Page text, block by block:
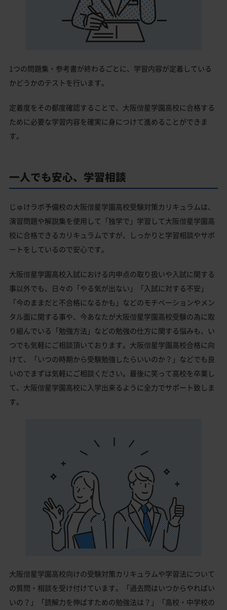
1つの問題集・参考書が終わるごとに、学習内容が定着している
かどうかのテストを行います。
定着度をその都度確認することで、大阪偕星学園高校に合格する
ために必要な学習内容を確実に身につけて進めることができま
す。
一人でも安心、学習相談
じゅけラボ予備校の大阪偕星学園高校受験対策カリキュラムは、
演習問題や解説集を使用して「独学で」学習して大阪偕星学園高
校に合格できるカリキュラムですが、しっかりと学習相談やサポ
ートをしているので安心です。
大阪偕星学園高校入試における内申点の取り扱いや入試に関する
事以外でも、日々の「やる気が出ない」「入試に対する不安」
「今のままだと不合格になるかも」などのモチベーションやメン
タル面に関する事や、今あなたが大阪偕星学園高校受験の為に取
り組んでいる「勉強方法」などの勉強の仕方に関する悩みも、い
つでも気軽にご相談頂いております。大阪偕星学園高校合格に向
けて、「いつの時期から受験勉強したらいいのか？」などでも良
いのでまずは気軽にご相談ください。最後に笑って高校を卒業し
て、大阪偕星学園高校に入学出来るように全力でサポート致しま
す。
大阪偕星学園高校向けの受験対策カリキュラムや学習法について
の質問・相談を受け付けています。「過去問はいつからやればい
いの？」「読解力を伸ばすための勉強法は？」「高校・中学校の